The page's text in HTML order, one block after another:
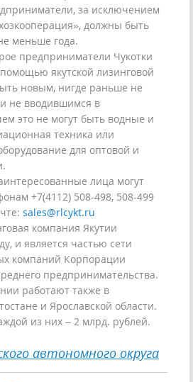
за исключением
должны быть
меньше года.
предприниматели Чукотки
якутской лизинговой
новым, нигде раньше не
не вводившимся в
это не могут быть водные и
техника или
для оптовой и
лица могут
+7(4112) 508-498, 508-499
sales@rlcykt.ru
компания Якутии
и является частью сети
компаний Корпорации
предпринимательства.
работают также в
и Ярославской области.
из них – 2 млрд. рублей.
автономного округа